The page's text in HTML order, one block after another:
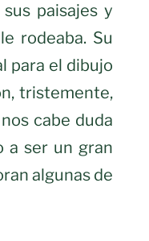
paisajes y
rodeaba. Su
para el dibujo
tristemente,
cabe duda
a ser un gran
algunas de